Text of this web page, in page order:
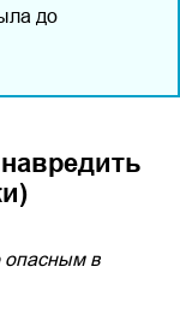
до
опасным в